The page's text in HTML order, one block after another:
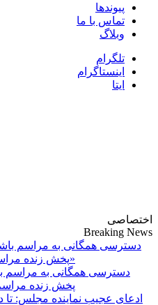
پیوندها
تماس با ما
وبلاگ
تلگرام
اینستاگرام
ایتا
اختصاصی
Breaking News
دسترسی همگانی به مراسم
پخش زنده